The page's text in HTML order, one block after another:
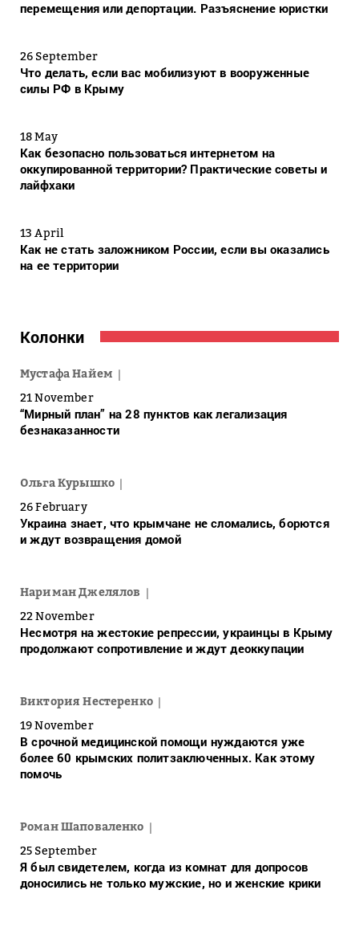
перемещения или депортации. Разъяснение юристки
26 September
Что делать, если вас мобилизуют в вооруженные
силы РФ в Крыму
18 May
Как безопасно пользоваться интернетом на
оккупированной территории? Практические советы и
лайфхаки
13 April
Как не стать заложником России, если вы оказались
на ее территории
Колонки
Мустафа Найем
21 November
“Мирный план” на 28 пунктов как легализация
безнаказанности
Ольга Курышко
26 February
Украина знает, что крымчане не сломались, борются
и ждут возвращения домой
Нариман Джелялов
22 November
Несмотря на жестокие репрессии, украинцы в Крыму
продолжают сопротивление и ждут деоккупации
Виктория Нестеренко
19 November
В срочной медицинской помощи нуждаются уже
более 60 крымских политзаключенных. Как этому
помочь
Роман Шаповаленко
25 September
Я был свидетелем, когда из комнат для допросов
доносились не только мужские, но и женские крики